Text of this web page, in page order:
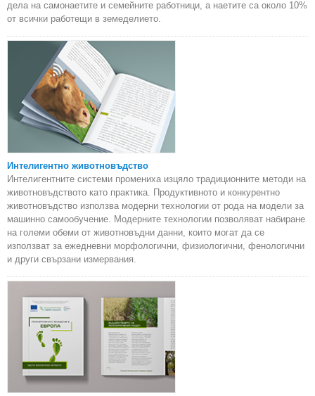
дела на самонаетите и семейните работници, а наетите са около 10%
от всички работещи в земеделието.
Интелигентно животновъдство
Интелигентните системи промениха изцяло традиционните методи на
животновъдството като практика. Продуктивното и конкурентно
животновъдство използва модерни технологии от рода на модели за
машинно самообучение. Модерните технологии позволяват набиране
на големи обеми от животновъдни данни, които могат да се
използват за ежедневни морфологични, физиологични, фенологични
и други свързани измервания.